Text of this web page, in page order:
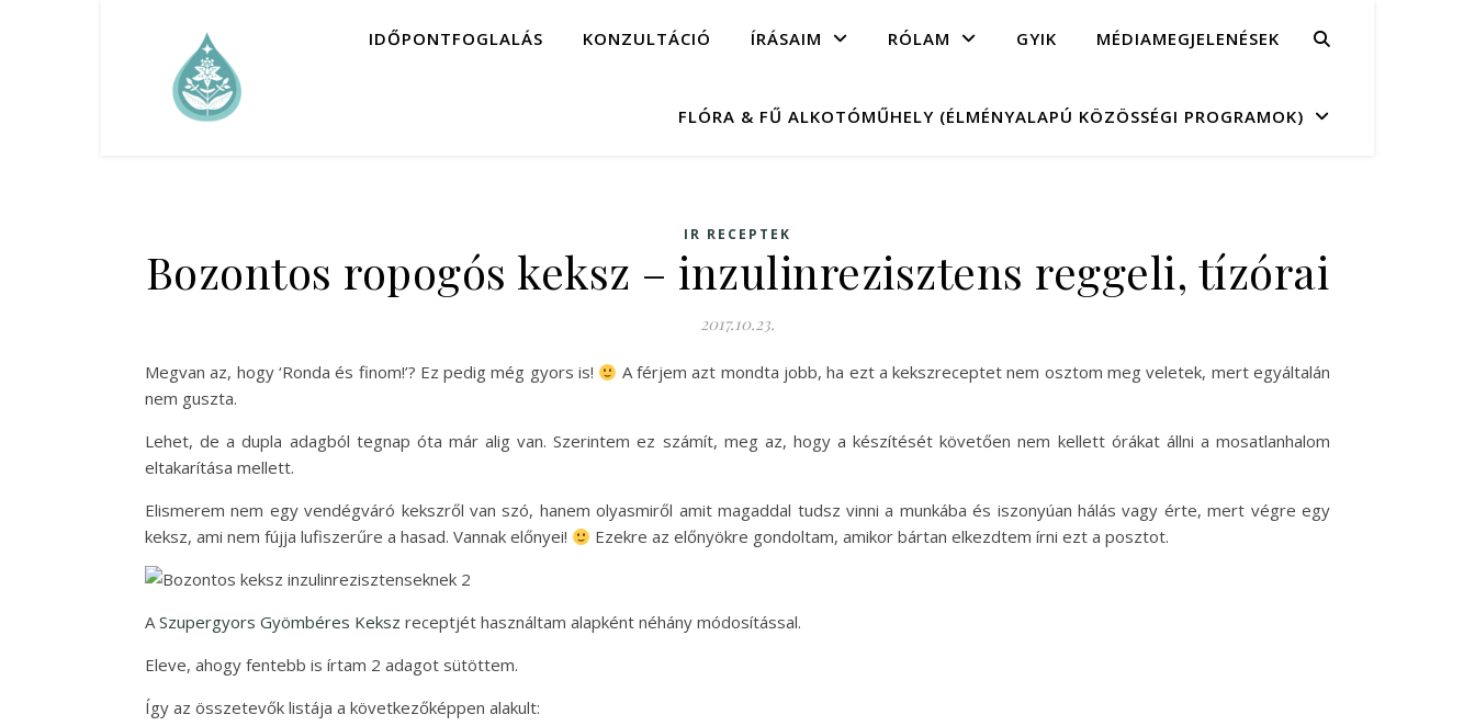
IDŐPONTFOGLALÁS KONZULTÁCIÓ ÍRÁSAIM RÓLAM GYIK MÉDIAMEGJELENÉSEK
FLÓRA & FŰ ALKOTÓMŰHELY (ÉLMÉNYALAPÚ KÖZÖSSÉGI PROGRAMOK)
IR RECEPTEK
Bozontos ropogós keksz – inzulinrezisztens reggeli, tízórai
2017.10.23.
Megvan az, hogy ‘Ronda és finom!’? Ez pedig még gyors is!
A férjem azt mondta jobb, ha ezt a kekszreceptet nem osztom meg veletek, mert egyáltalán
nem guszta.
Lehet, de a dupla adagból tegnap óta már alig van. Szerintem ez számít, meg az, hogy a készítését követően nem kellett órákat állni a mosatlanhalom
eltakarítása mellett.
Elismerem nem egy vendégváró kekszről van szó, hanem olyasmiről amit magaddal tudsz vinni a munkába és iszonyúan hálás vagy érte, mert végre egy
keksz, ami nem fújja lufiszerűre a hasad. Vannak előnyei!
Ezekre az előnyökre gondoltam, amikor bártan elkezdtem írni ezt a posztot.
ASzupergyors Gyömbéres Keksz receptjét használtam alapként néhány módosítással.
Eleve, ahogy fentebb is írtam 2 adagot sütöttem.
Így az összetevők listája a következőképpen alakult: